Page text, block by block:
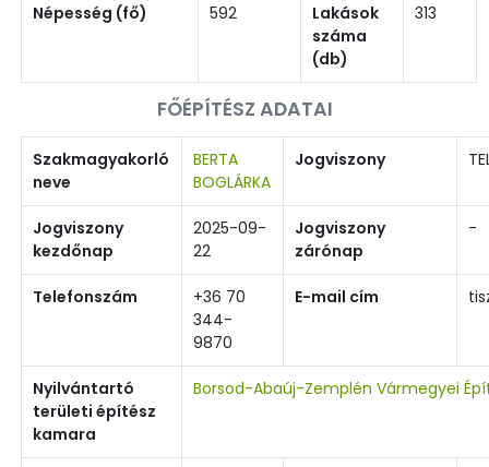
Népesség (fő) 592
Lakások
száma
(db)
313
FŐÉPÍTÉSZ ADATAI
Szakmagyakorló
neve
BERTA
BOGLÁRKA
Jogviszony
Jogviszony
kezdőnap
2025-09-
22
Jogviszony
zárónap
-
Telefonszám
+36 70
344-
9870
E-mail cím
Nyilvántartó
területi építész
kamara
Borsod-Abaúj-Zemplén Vármegyei